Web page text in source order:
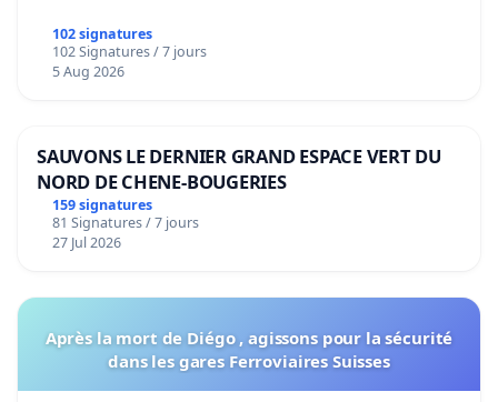
102 signatures
102 Signatures / 7 jours
5 Aug 2026
SAUVONS LE DERNIER GRAND ESPACE VERT DU
NORD DE CHENE-BOUGERIES
159 signatures
81 Signatures / 7 jours
27 Jul 2026
Après la mort de Diégo , agissons pour la sécurité
dans les gares Ferroviaires Suisses